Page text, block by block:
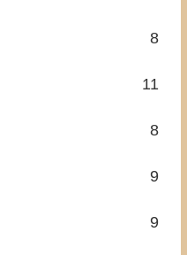
8
11
8
9
9